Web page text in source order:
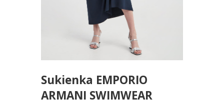
Sukienka EMPORIO
ARMANI SWIMWEAR